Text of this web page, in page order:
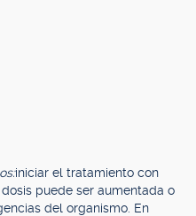
iniciar el tratamiento con
puede ser aumentada o
del organismo. En